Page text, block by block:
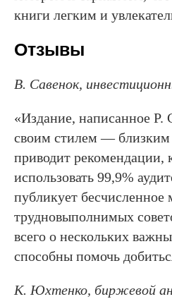
книги легким и
Отзывы
В. Савенок,
«Издание, написанное Р.
своим стилем — близким
приводит рекомендации,
использовать 99,9%
публикует бесчисленное
трудновыполнимых
всего о нескольких
способны помочь
К. Юхтенко, биржевой